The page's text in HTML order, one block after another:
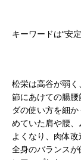
キーワードは“安定
松栄は高谷が弱
節にあけての腸
ダの使い方を細
めていた肩や腰
よくなり、肉体
全身のバランス